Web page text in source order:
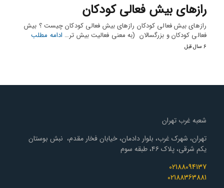
رازهای بیش فعالی کودکان
رازهای بیش فعالی کودکان رازهای بیش فعالی کودکان چیست ؟ بیش
فعالی کودکان و بزرگسالان (به معنی فعالیت بیش تر… ادامه مطلب
6 سال قبل
شعبه غرب تهران
تهران، شهرک غرب، بلوار دادمان، خیابان فخار مقدم، نبش بوستان
یکم شرقی، پلاک ۴۶، طبقه سوم
02188094137
02188363881